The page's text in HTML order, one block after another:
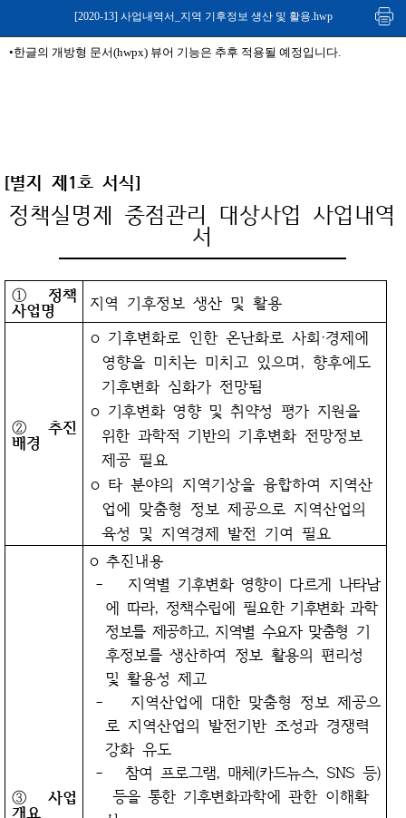
[2020-13] 사업내역서_지역 기후정보 생산 및 활용.hwp
•한글의 개방형 문서(hwpx) 뷰어 기능은 추후 적용될 예정입니다.